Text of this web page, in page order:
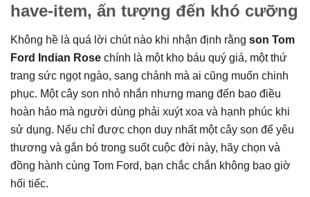
have-item, ấn tượng đến khó cưỡng
Không hề là quá lời chút nào khi nhận định rằng son Tom
Ford Indian Rose chính là một kho báu quý giá, một thứ
trang sức ngọt ngào, sang chảnh mà ai cũng muốn chinh
phục. Một cây son nhỏ nhắn nhưng mang đến bao điều
hoàn hảo mà người dùng phải xuýt xoa và hạnh phúc khi
sử dụng. Nếu chỉ được chọn duy nhất một cây son để yêu
thương và gắn bó trong suốt cuộc đời này, hãy chọn và
đồng hành cùng Tom Ford, bạn chắc chắn không bao giờ
hối tiếc.